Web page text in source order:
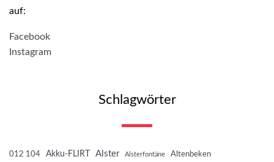
auf:
Facebook
Instagram
Schlagwörter
012 104 Akku-FLIRT Alster Alsterfontäne Altenbeken